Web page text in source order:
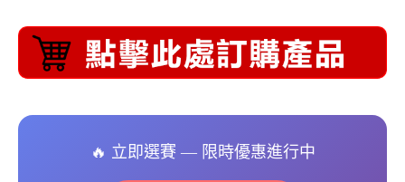
🔥 立即選賽 — 限時優惠進行中